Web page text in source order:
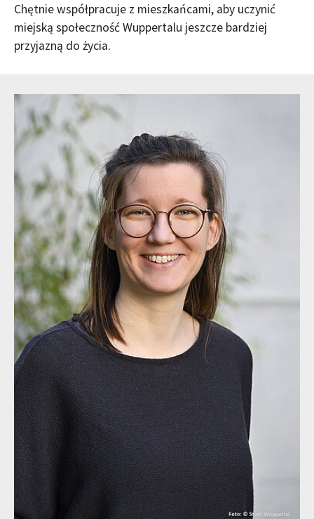
Chętnie współpracuje z mieszkańcami, aby uczynić
miejską społeczność Wuppertalu jeszcze bardziej
przyjazną do życia.